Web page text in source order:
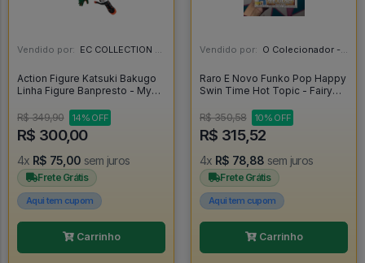
Vendido por: EC COLLECTION - SP
Action Figure Katsuki Bakugo
Linha Figure Banpresto - My
Academia
R$ 349,90 14% OFF
R$ 300,00
4x R$ 75,00 sem juros
Frete Grátis
Aqui tem cupom
Carrinho
Vendido por: O Colecionador - SP
Raro E Novo Funko Pop Happy
Swin Time Hot Topic - Fairy
R$ 350,58
10% OFF
R$ 315,52
4x R$ 78,88 sem juros
Frete Grátis
Aqui tem cupom
Carrinho